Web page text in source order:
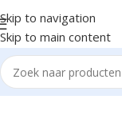
Skip to navigation
Skip to main content
Home Product